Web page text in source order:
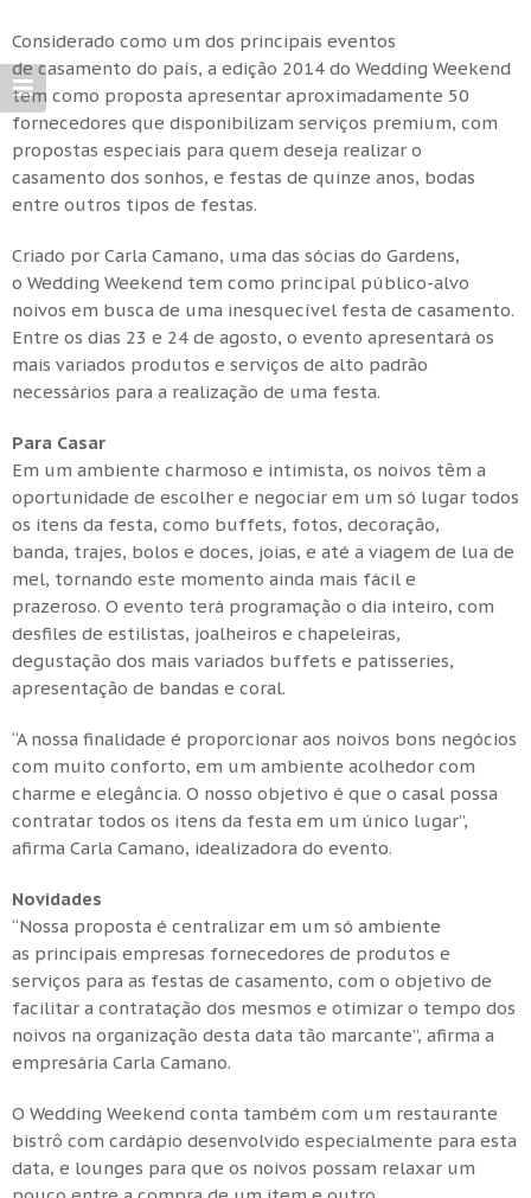
Considerado como um dos principais eventos
de casamento do país, a edição 2014 do Wedding Weekend
tem como proposta apresentar aproximadamente 50
fornecedores que disponibilizam serviços premium, com
propostas especiais para quem deseja realizar o
casamento dos sonhos, e festas de quinze anos, bodas
entre outros tipos de festas.
Criado por Carla Camano, uma das sócias do Gardens,
o Wedding Weekend tem como principal público-alvo
noivos em busca de uma inesquecível festa de casamento.
Entre os dias 23 e 24 de agosto, o evento apresentará os
mais variados produtos e serviços de alto padrão
necessários para a realização de uma festa.
Para Casar
Em um ambiente charmoso e intimista, os noivos têm a
oportunidade de escolher e negociar em um só lugar todos
os itens da festa, como buffets, fotos, decoração,
banda, trajes, bolos e doces, joias, e até a viagem de lua de
mel, tornando este momento ainda mais fácil e
prazeroso. O evento terá programação o dia inteiro, com
desfiles de estilistas, joalheiros e chapeleiras,
degustação dos mais variados buffets e patisseries,
apresentação de bandas e coral.
“A nossa finalidade é proporcionar aos noivos bons negócios
com muito conforto, em um ambiente acolhedor com
charme e elegância. O nosso objetivo é que o casal possa
contratar todos os itens da festa em um único lugar”,
afirma Carla Camano, idealizadora do evento.
Novidades
“Nossa proposta é centralizar em um só ambiente
as principais empresas fornecedores de produtos e
serviços para as festas de casamento, com o objetivo de
facilitar a contratação dos mesmos e otimizar o tempo dos
noivos na organização desta data tão marcante”, afirma a
empresária Carla Camano.
O Wedding Weekend conta também com um restaurante
bistrô com cardápio desenvolvido especialmente para esta
data, e lounges para que os noivos possam relaxar um